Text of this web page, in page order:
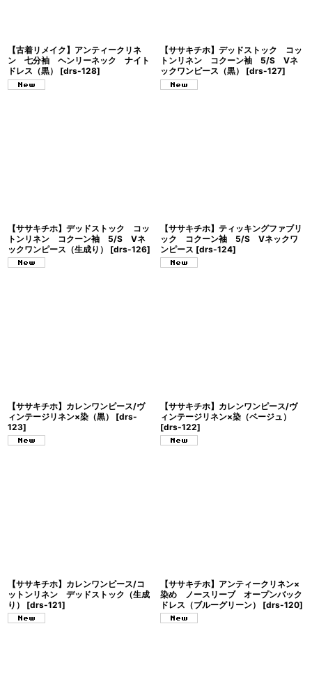
【古着リメイク】アンティークリネ
ン 七分袖 ヘンリーネック ナイト
ドレス（黒）
[drs-128]
【ササキチホ】デッドストック コッ
トンリネン コクーン袖 5/S Vネ
ックワンピース（黒）
[drs-127]
【ササキチホ】デッドストック コッ
トンリネン コクーン袖 5/S Vネ
ックワンピース（生成り）
[drs-126]
【ササキチホ】ティッキングファブリ
ック コクーン袖 5/S Vネックワ
ンピース [drs-124]
【ササキチホ】カレンワンピース/ヴ
ィンテージリネン×染（黒）
[drs-
123]
【ササキチホ】カレンワンピース/ヴ
ィンテージリネン×染（ベージュ）
[drs-122]
【ササキチホ】カレンワンピース/コ
ットンリネン デッドストック（生成
り）
[drs-121]
【ササキチホ】アンティークリネン×
染め ノースリーブ オープンバック
ドレス（ブルーグリーン）
[drs-120]